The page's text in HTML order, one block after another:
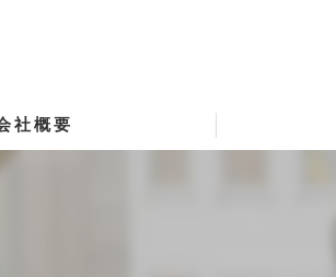
社概要